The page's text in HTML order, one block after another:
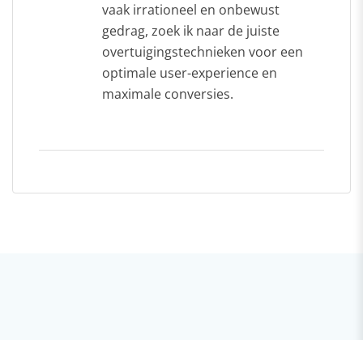
vaak irrationeel en onbewust
gedrag, zoek ik naar de juiste
overtuigingstechnieken voor een
optimale user-experience en
maximale conversies.